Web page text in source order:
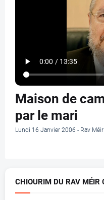
Maison de
par le mari
Lundi 16 Janvier 2006 - Rav
CHIOURIM DU RAV MÉIR